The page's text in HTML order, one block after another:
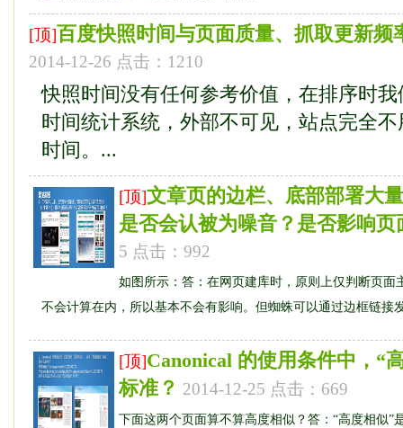
[顶]百度快照时间与页面质量、抓取更新频
2014-12-26 点击：1210
快照时间没有任何参考价值，在排序时
时间统计系统，外部不可见，站点完全
时间。...
[顶]文章页的边栏、底部部署大
是否会认被为噪音？是否影响页
5 点击：992
如图所示：答：在网页建库时，原则上仅判断页面
不会计算在内，所以基本不会有影响。但蜘蛛可以通过边框链接
[顶]Canonical 的使用条件中，“
标准？ 2014-12-25 点击：669
下面这两个页面算不算高度相似？答：“高度相似”